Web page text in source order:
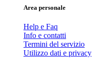
Area personale
Help e Faq
Info e contatti
Termini del servizio
Utilizzo dati e privacy